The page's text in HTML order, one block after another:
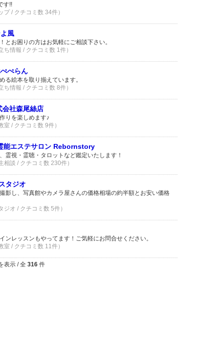
す!!
プ / クチコミ数 34件）
風
とお困りの方はお気軽にご相談下さい。
ち情報 / クチコミ数 1件）
ぺらん
る絵本を取り揃えています。
ち情報 / クチコミ数 8件）
会社森尾絲店
りを楽しめます♪
室 / クチコミ数 9件）
能エステサロン Rebornstory
霊視・霊聴・タロットなど鑑定いたします！
相談 / クチコミ数 230件）
タジオ
影し、写真館やカメラ屋さんの価格相場の約半額とお安い価格
ジオ / クチコミ数 5件）
ンレッスンもやってます！ご気軽にお問合せください。
室 / クチコミ数 11件）
表示 / 全 316 件